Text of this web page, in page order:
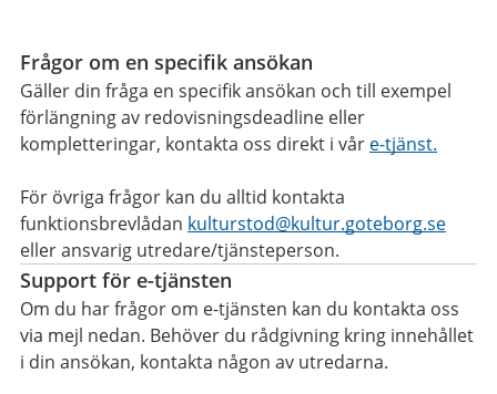
Frågor om en specifik ansökan
Gäller din fråga en specifik ansökan och till exempel
förlängning av redovisningsdeadline eller
kompletteringar, kontakta oss direkt i vår e-tjänst.
För övriga frågor kan du alltid kontakta
funktionsbrevlådan kulturstod@kultur.goteborg.se
eller ansvarig utredare/tjänsteperson.
Support för e-tjänsten
Om du har frågor om e-tjänsten kan du kontakta oss
via mejl nedan. Behöver du rådgivning kring innehållet
i din ansökan, kontakta någon av utredarna.